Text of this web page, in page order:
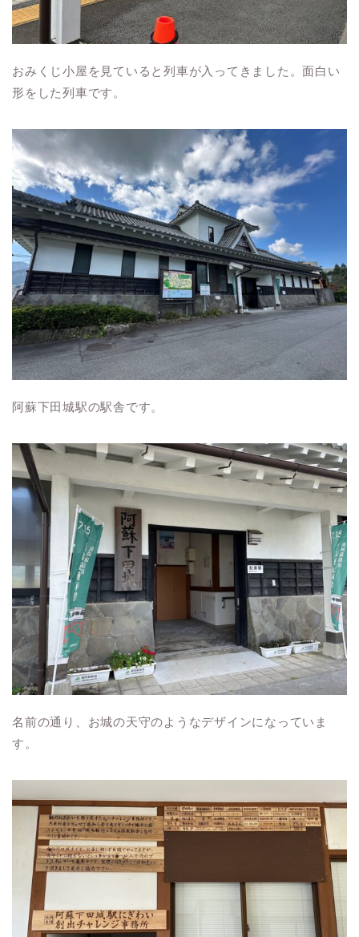
おみくじ小屋を見ていると列車が入ってきました。面白い
形をした列車です。
阿蘇下田城駅の駅舎です。
名前の通り、お城の天守のようなデザインになっていま
す。